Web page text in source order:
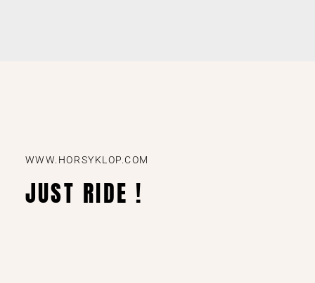
WWW.HORSYKLOP.COM
JUST RIDE !